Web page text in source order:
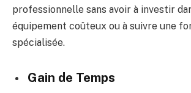
professionnelle sans avoir à investir
équipement coûteux ou à suivre une
spécialisée.
Gain de Temps